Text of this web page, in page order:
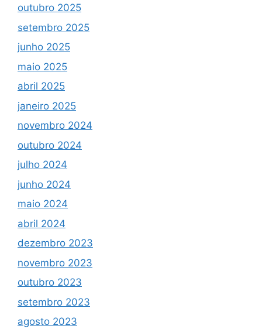
outubro 2025
setembro 2025
junho 2025
maio 2025
abril 2025
janeiro 2025
novembro 2024
outubro 2024
julho 2024
junho 2024
maio 2024
abril 2024
dezembro 2023
novembro 2023
outubro 2023
setembro 2023
agosto 2023